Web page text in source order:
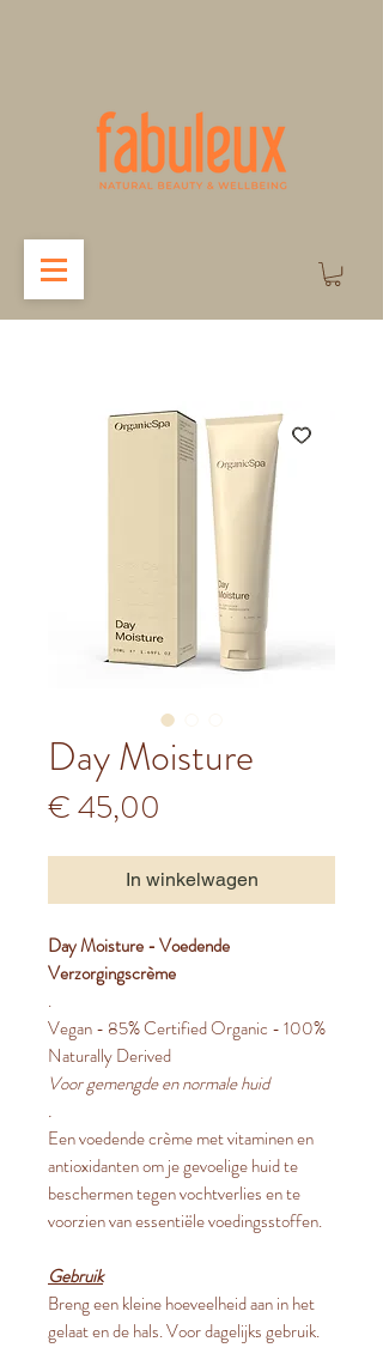
Day Moisture
€ 45,00
In winkelwagen
Day Moisture - Voedende
Verzorgingscrème
.
Vegan - 85% Certified Organic - 100%
Naturally Derived
Voor gemengde en normale huid
.
Een voedende crème met vitaminen en
antioxidanten om je gevoelige huid te
beschermen tegen vochtverlies en te
voorzien van essentiële voedingsstoffen.
Gebruik
Breng een kleine hoeveelheid aan in het
gelaat en de hals. Voor dagelijks gebruik.